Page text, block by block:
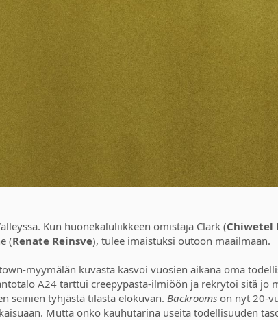
Kun huonekaluliikkeen omistaja Clark (Chiwetel
(Renate Reinsve), tulee imaistuksi outoon maailmaan.
myymälän kuvasta kasvoi vuosien aikana oma
A24 tarttui creepypasta-ilmiöön ja rekrytoi sitä jo
seinien tyhjästä tilasta elokuvan. Backrooms on nyt 20-
Mutta onko kauhutarina useita todellisuuden